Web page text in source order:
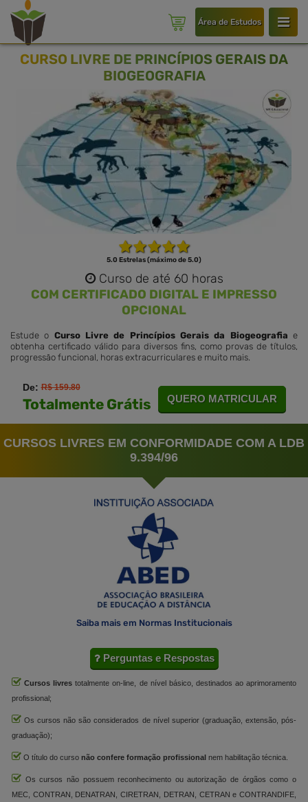
Área de Estudos
CURSO LIVRE DE PRINCÍPIOS GERAIS DA
BIOGEOGRAFIA
5.0 Estrelas (máximo de 5.0)
Curso de até 60 horas
COM CERTIFICADO DIGITAL E IMPRESSO
OPCIONAL
Estude o Curso Livre de Princípios Gerais da Biogeografia e
obtenha certificado válido para diversos fins, como provas de títulos,
progressão funcional, horas extracurriculares e muito mais.
De:R$ 159.80
Totalmente Grátis QUERO MATRICULAR
CURSOS LIVRES EM CONFORMIDADE COM A LDB
9.394/96
Saiba mais em Normas Institucionais
Perguntas e Respostas
Cursos livres totalmente on-line, de nível básico, destinados ao aprimoramento
profissional;
Os cursos não são considerados de nível superior (graduação, extensão, pós-
graduação);
O título do curso não confere formação profissional nem habilitação técnica.
Os cursos não possuem reconhecimento ou autorização de órgãos como o
MEC, CONTRAN, DENATRAN, CIRETRAN, DETRAN, CETRAN e CONTRANDIFE,